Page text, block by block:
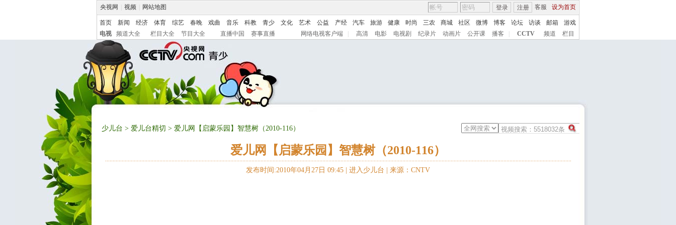
央视网 视频 网站地图 客服 设为首页
登录 注册
首页 新闻 经济 体育 综艺 春晚 戏曲 音乐 科教 青少 文化 艺术 公益 产经 汽车 旅游 健康 时尚 三农 商城 社区 微博 博客 论坛 访谈 邮箱
游戏
电视
频道大全 栏目大全 节目大全 直播中国 赛事直播 网络电视客户端 高清 电影 电视剧 纪录片 动画片 公开课 播客 CCTV 频道 栏目
少儿台 > 爱儿台精切 > 爱儿网【启蒙乐园】智慧树（2010-116）
爱儿网【启蒙乐园】智慧树（2010-116）
发布时间:2010年04月27日 09:45 | 进入少儿台 来源：CNTV